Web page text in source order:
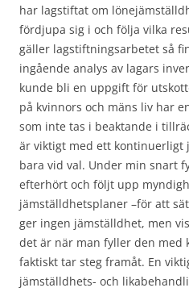
har lagstiftat om
fördjupa sig i och följa vilka
gäller lagstiftningsarbetet så
ingående analys av lagars
kunde bli en uppgift för
på kvinnors och mäns liv har
som inte tas i beaktande i
är viktigt med ett kontinuerligt
bara vid val. Under min snart
efterhört och följt upp
jämställdhetsplaner –för att
ger ingen jämställdhet, men
det är när man fyller den med
faktiskt tar steg framåt. En
jämställdhets- och